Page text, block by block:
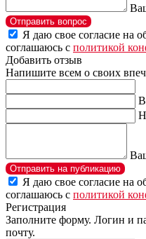
Отправить вопрос
Я даю свое согласие на
соглашаюсь с политикой
Добавить отзыв
Напишите всем о своих
Отправить на публикацию
Я даю свое согласие на
соглашаюсь с политикой
Регистрация
Заполните форму. Логин и
почту.